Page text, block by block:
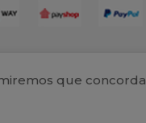
que concorda